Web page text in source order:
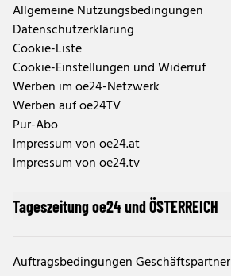
Allgemeine Nutzungsbedingungen
Datenschutzerklärung
Cookie-Liste
Cookie-Einstellungen und Widerruf
Werben im oe24-Netzwerk
Werben auf oe24TV
Pur-Abo
Impressum von oe24.at
Impressum von oe24.tv
Tageszeitung oe24 und ÖSTERREICH
Auftragsbedingungen Geschäftspartner